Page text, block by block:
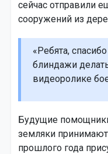
сейчас отправили
сооружений из
«Ребята,
блиндажи
видеоролике
Будущие
земляки принимают
прошлого года